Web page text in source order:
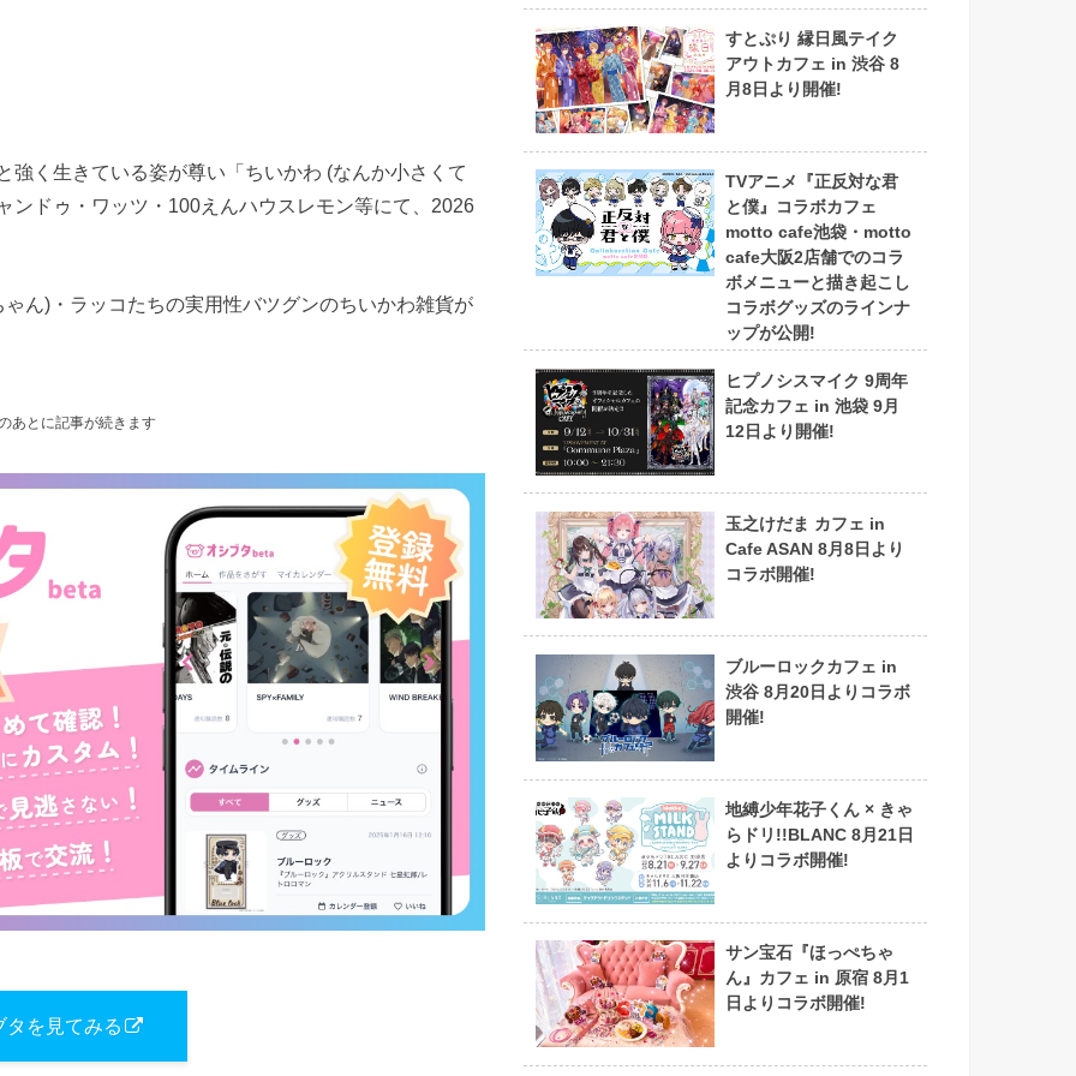
く生きている姿が尊い「ちいかわ (なんか小さくて
ンドゥ・ワッツ・100えんハウスレモン等にて、2026
ん)・ラッコたちの実用性バツグンのちいかわ雑貨が
あとに記事が続きます
タを見てみる
すとぷり 縁日風テイク
アウトカフェ in 渋谷 8
月8日より開催!
TVアニメ『正反対な君
と僕』コラボカフェ
motto cafe池袋・motto
cafe大阪2店舗でのコラ
ボメニューと描き起こし
コラボグッズのラインナ
ップが公開!
ヒプノシスマイク 9周年
記念カフェ in 池袋 9月
12日より開催!
玉之けだま カフェ in
Cafe ASAN 8月8日より
コラボ開催!
ブルーロックカフェ in
渋谷 8月20日よりコラボ
開催!
地縛少年花子くん × きゃ
らドリ!!BLANC 8月21日
よりコラボ開催!
サン宝石『ほっぺちゃ
ん』カフェ in 原宿 8月1
日よりコラボ開催!